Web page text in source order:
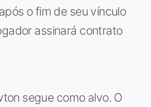
o fim de seu vínculo
assinará contrato
segue como alvo. O